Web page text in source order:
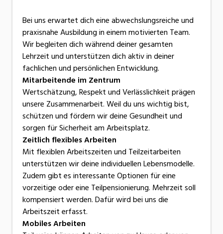
Bei uns erwartet dich eine abwechslungsreiche und
praxisnahe Ausbildung in einem motivierten Team.
Wir begleiten dich während deiner gesamten
Lehrzeit und unterstützen dich aktiv in deiner
fachlichen und persönlichen Entwicklung.
Mitarbeitende im Zentrum
Wertschätzung, Respekt und Verlässlichkeit prägen
unsere Zusammenarbeit. Weil du uns wichtig bist,
schützen und fördern wir deine Gesundheit und
sorgen für Sicherheit am Arbeitsplatz.
Zeitlich flexibles Arbeiten
Mit flexiblen Arbeitszeiten und Teilzeitarbeiten
unterstützen wir deine individuellen Lebensmodelle.
Zudem gibt es interessante Optionen für eine
vorzeitige oder eine Teilpensionierung. Mehrzeit soll
kompensiert werden. Dafür wird bei uns die
Arbeitszeit erfasst.
Mobiles Arbeiten